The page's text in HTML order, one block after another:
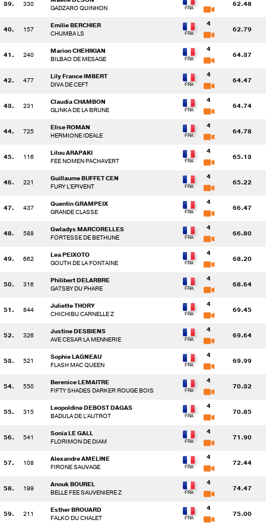
39. 330
GADZARO QUINHON
62.48
40. 157
Emilie BERCHIER
CHUMBA LS
4
62.79
41. 240
Marion CHEHIKIAN
BILBAO DE MESAGE
4
64.37
42. 477
Lily France IMBERT
DIVA DE CEFT
4
64.47
43. 231
Claudia CHAMBON
GLINKA DE LA BRUNE
4
64.74
44. 725
Elise ROMAN
HERMIONE IDEALE
4
64.78
45. 116
Lilou ARAPAKI
FEE NOMEN PACHAVERT
4
65.13
46. 221
Guillaume BUFFET CEN
FURY L'EPIVENT
4
65.22
47. 437
Quentin GRAMPEIX
GRANDE CLASSE
4
66.47
48. 588
Gwladys MARCORELLES
FORTESSE DE BETHUNE
4
66.80
49. 662
Lea PEIXOTO
GOUTH DE LA FONTAINE
4
68.20
50. 316
Philibert DELARBRE
GATSBY DU PHARE
4
68.64
51. 844
Juliette THORY
CHICHIBU CARNELLE Z
4
69.45
52. 326
Justine DESBIENS
AVE CESAR LA MENNERIE
4
69.64
53. 521
Sophie LAGNEAU
FLASH MAC QUEEN
4
69.99
54. 550
Berenice LEMAITRE
FIFTY SHADES DARKER ROUGE BOIS
4
70.32
55. 315
Leopoldine DEBOST DAGAS
BADULA DE L'AUTROT
4
70.85
56. 541
Sonia LE GALL
FLORIMON DE DIAM
4
71.90
57. 108
Alexandre AMELINE
FIRONE SAUVAGE
4
72.44
58. 199
Anouk BOUREL
BELLE FEE SAUVENIERE Z
4
74.47
59. 211
Esther BROUARD
FALKO DU CHALET
4
75.00